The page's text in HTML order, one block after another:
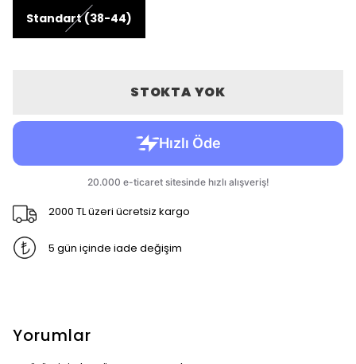
Standart (38-44)
STOKTA YOK
2000 TL üzeri ücretsiz kargo
5 gün içinde iade değişim
Yorumlar